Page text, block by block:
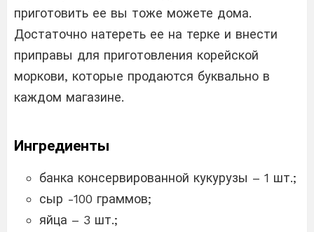
приготовить ее вы тоже можете дома.
Достаточно натереть ее на терке и внести
приправы для приготовления корейской
моркови, которые продаются буквально в
каждом магазине.
Ингредиенты
банка консервированной кукурузы – 1 шт.;
сыр -100 граммов;
яйца – 3 шт.;